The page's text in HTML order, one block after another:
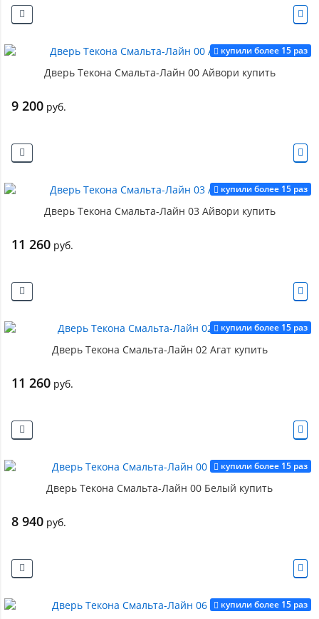
купили более 15 раз
Дверь Текона Смальта-Лайн 00 Айвори купить
9 200 руб.
купили более 15 раз
Дверь Текона Смальта-Лайн 03 Айвори купить
11 260 руб.
купили более 15 раз
Дверь Текона Смальта-Лайн 02 Агат купить
11 260 руб.
купили более 15 раз
Дверь Текона Смальта-Лайн 00 Белый купить
8 940 руб.
купили более 15 раз